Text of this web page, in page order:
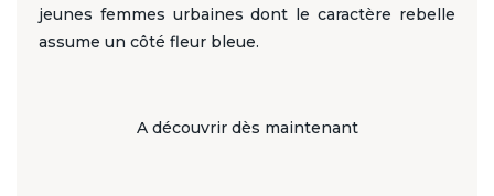
jeunes femmes urbaines dont le caractère rebelle
assume un côté fleur bleue.
A découvrir dès maintenant